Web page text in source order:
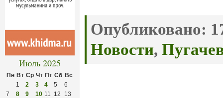
Июль 2025
Пн Вт Ср Чт Пт Сб Вс
1
2 3 4 5
6
7
8 9 10 11 12
13
Опубликовано:
Новости,